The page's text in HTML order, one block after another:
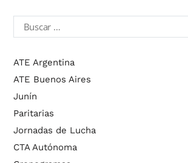
ATE Argentina
ATE Buenos Aires
Junín
Paritarias
Jornadas de Lucha
CTA Autónoma